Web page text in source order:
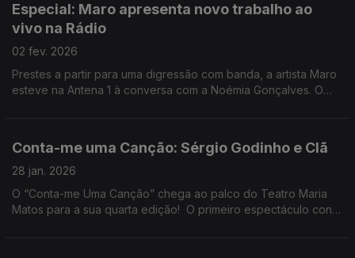
Especial: Maro apresenta novo trabalho ao
vivo na Rádio
02 fev. 2026
Prestes a partir para uma digressão com banda, a artista Maro
esteve na Antena 1 à conversa com a Noémia Gonçalves. O
Conta-me uma Canção: Sérgio Godinho e Clã
28 jan. 2026
O “Conta-me Uma Canção” chega ao palco do Teatro Maria
Matos para a sua quarta edição! O primeiro espectáculo conta